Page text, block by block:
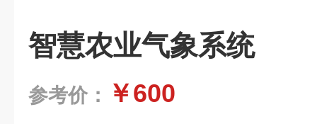
智慧农业气象系统
参考价： ￥600